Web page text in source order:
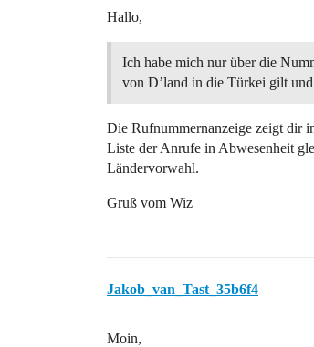
Hallo,
Ich habe mich nur über die
von D’land in die Türkei gilt
Die Rufnummernanzeige zeigt dir
Liste der Anrufe in Abwesenheit
Ländervorwahl.
Gruß vom Wiz
Jakob_van_Tast_35b6f4
Moin,